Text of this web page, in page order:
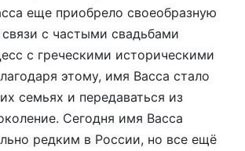
еще приобрело своеобразную
связи с частыми свадьбами
с греческими историческими
этому, имя Васса стало
семьях и передаваться из
Сегодня имя Васса
редким в России, но все ещё